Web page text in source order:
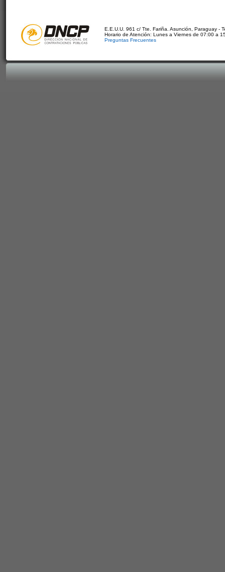
E.E.U.U. 961 c/ Tte. Fariña. Asunción, Paraguay -
Horario de Atención: Lunes a Viernes de 07:00 a
Preguntas Frecuentes